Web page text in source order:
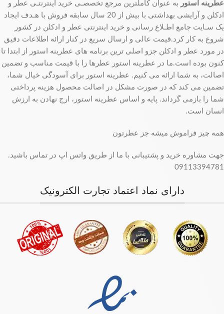
عطرینه استور به عنوان کاملترین مرجع تخصصـی خرید اینترنتـی عطر و
ادکلن و آرایشی بهداشتی با بیش از 20 سال سابقه فروش با هـدف ایجاد
یک سـایت جامع اطـلاع رسانی و خرید اینترنتی عطر و ادکلن در کشور
شروع به کار کرد.قیمت عالی و ارسال سریع در کنار ارائه اطلاعات دقیق
در مورد عطر و ادکلن جزو اصلی ترین برنامه های عطرینه استور از ابتدا تا
کنون بوده است.ما در عطرینه استور عطرها را با قیمت مناسب و تضمین
اصالت، به شما ارائه می کنیم. عطرینه استور برای آسودگی خیال شما،
تضمین می کند که در صورت مشکل در اصالت محصول هزینه پرداختی
شما را بازمی گرداند. پایه و اساس عطرینه استور، ارج نهادن به ارزش
انسان است.
همه چیز فراموش میشه جز عطرتون
جهت مشاوره خرید و پشتیبانی با ما از طریق واتس اپ در تماس باشید.
09113394781
دارای نماد اعتماد تجارت الکترونیک